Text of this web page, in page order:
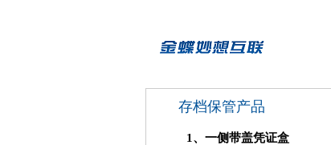
存档保管产品
1、一侧带盖凭证盒